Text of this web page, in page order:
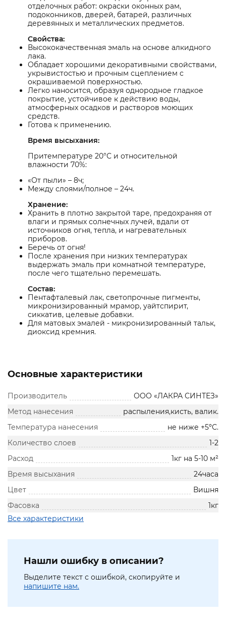
отделочных работ: окраски оконных рам,
подоконников, дверей, батарей, различных
деревянных и металлических предметов.
Свойства:
Высококачественная эмаль на основе алкидного
лака.
Обладает хорошими декоративными свойствами,
укрывистостью и прочным сцеплением с
окрашиваемой поверхностью.
Легко наносится, образуя однородное гладкое
покрытие, устойчивое к действию воды,
атмосферных осадков и растворов моющих
средств.
Готова к применению.
Время высыхания:
Притемпературе 20°С и относительной
влажности 70%:
«От пыли» – 8ч;
Между слоями/полное – 24ч.
Хранение:
Хранить в плотно закрытой таре, предохраняя от
влаги и прямых солнечных лучей, вдали от
источников огня, тепла, и нагревательных
приборов.
Беречь от огня!
После хранения при низких температурах
выдержать эмаль при комнатной температуре,
после чего тщательно перемешать.
Состав:
Пентафталевый лак, светопрочные пигменты,
микронизированный мрамор, уайтспирит,
сиккатив, целевые добавки.
Для матовых эмалей - микронизированный тальк,
диоксид кремния.
Основные характеристики
Производитель
ООО «ЛАКРА СИНТЕЗ»
Метод нанесения
распыления,кисть, валик.
Температура нанесения
не ниже +5ºС.
Количество слоев
1-2
Расход
1кг на 5-10 м²
Время высыхания
24часа
Цвет
Вишня
Фасовка
1кг
Все характеристики
Нашли ошибку в описании?
Выделите текст с ошибкой, скопируйте и
напишите нам.